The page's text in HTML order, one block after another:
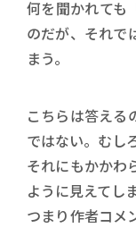
何を聞かれても
のだが、それで
まう。
こちらは答える
ではない。むし
それにもかかわ
ように見えてし
つまり作者コメ